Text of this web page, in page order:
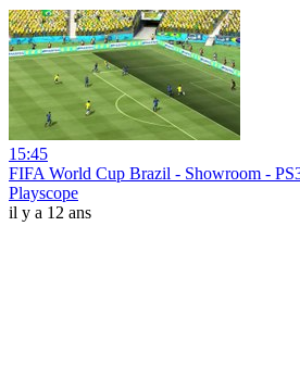
15:45
FIFA World Cup Brazil - Showroom -
Playscope
il y a 12 ans